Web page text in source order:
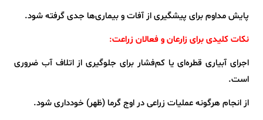
پایش مداوم برای پیشگیری از آفات و بیماری‌ها جدی گرفته شود.
نکات کلیدی برای زارعان و فعالان زراعت:
اجرای آبیاری قطره‌ای یا کم‌فشار برای جلوگیری از اتلاف آب ضروری
است.
از انجام هرگونه عملیات زراعی در اوج گرما (ظهر) خودداری شود.